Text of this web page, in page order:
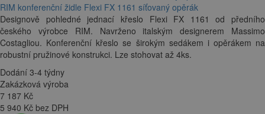
RIM konferenční židle Flexi FX 1161 síťovaný opěrák
Designově pohledné jednací křeslo Flexi FX 1161 od předního
českého výrobce RIM. Navrženo italským designerem Massimo
Costagliou. Konferenční křeslo se širokým sedákem i opěrákem na
robustní pružinové konstrukci. Lze stohovat až 4ks.
Dodání 3-4 týdny
Zakázková výroba
7 187 Kč
5 940 Kč bez DPH